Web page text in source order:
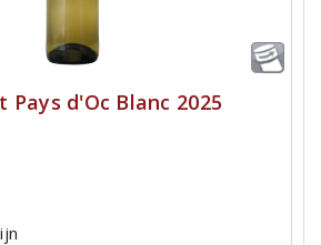
Pays d'Oc Blanc 2025